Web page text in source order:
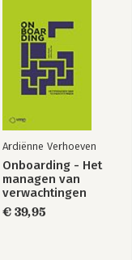
Ardiënne Verhoeven
Onboarding - Het
managen van
verwachtingen
€ 39,95